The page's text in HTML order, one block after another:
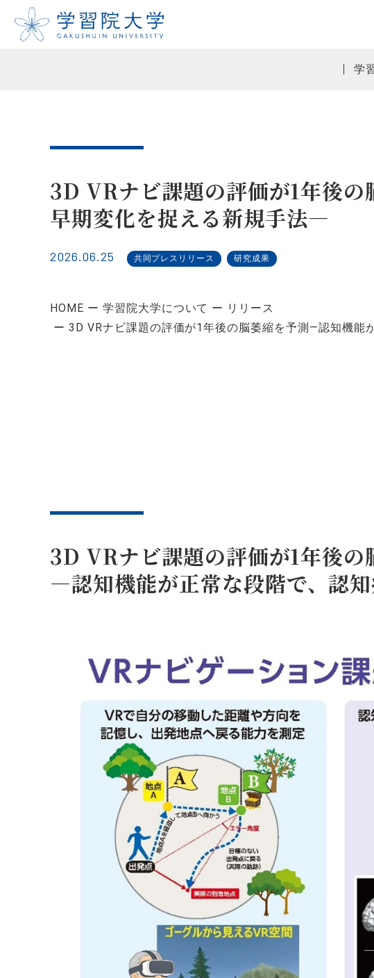
学
3D VRナビ課題の評価が1年後
早期変化を捉える新規手法―
2026.06.25 共同プレスリリース 研究成果
HOME 学習院大学について
リリース
3D VRナビ課題の評価が1年後の脳萎縮を予測―認知機
3D VRナビ課題の評価が1年後の
―認知機能が正常な段階で、認